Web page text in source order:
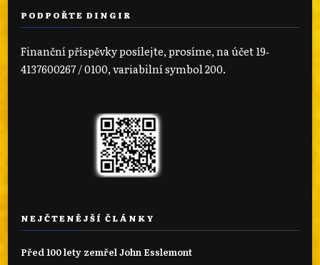
PODPOŘTE DINGIR
Finanční příspěvky posílejte, prosíme, na účet 19‐
4137600267 / 0100, variabilní symbol 200.
NEJČTENĚJŠÍ ČLÁNKY
Před 100 lety zemřel John Esslemont